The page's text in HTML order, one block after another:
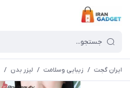
ایران گجت / زیبایی وسلامت / لیزر بدن /